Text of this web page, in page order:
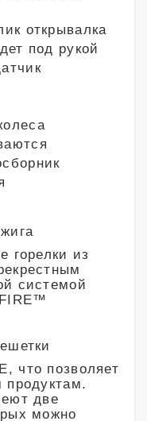
открывалка
под рукой
горелки из
системой
что позволяет
продуктам.
две
можно